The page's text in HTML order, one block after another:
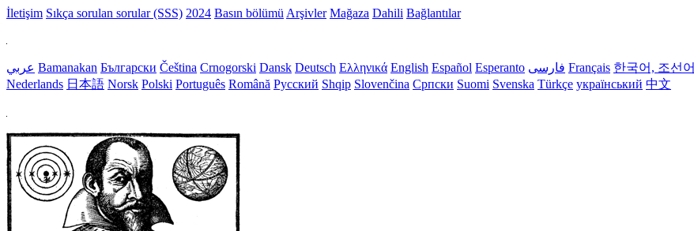
İletişim Sıkça sorulan sorular (SSS) 2024 Basın bölümü Arşivler Mağaza Dahili Bağlantılar
عربي Bamanakan Български Čeština Crnogorski Dansk Deutsch Ελληνικά English Español Esperanto فارسی Français 한국어, 조선어
Nederlands 日本語 Norsk Polski Português Română Русский Shqip Slovenčina Српски Suomi Svenska Türkçe український 中文